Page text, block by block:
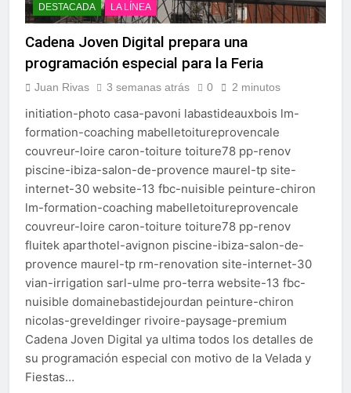
DESTACADA LA LÍNEA
Cadena Joven Digital prepara una
programación especial para la Feria
Juan Rivas 3 semanas atrás 0 2 minutos
initiation-photo casa-pavoni labastideauxbois lm-
formation-coaching mabelletoitureprovencale
couvreur-loire caron-toiture toiture78 pp-renov
piscine-ibiza-salon-de-provence maurel-tp site-
internet-30 website-13 fbc-nuisible peinture-chiron
lm-formation-coaching mabelletoitureprovencale
couvreur-loire caron-toiture toiture78 pp-renov
fluitek aparthotel-avignon piscine-ibiza-salon-de-
provence maurel-tp rm-renovation site-internet-30
vian-irrigation sarl-ulme pro-terra website-13 fbc-
nuisible domainebastidejourdan peinture-chiron
nicolas-greveldinger rivoire-paysage-premium
Cadena Joven Digital ya ultima todos los detalles de
su programación especial con motivo de la Velada y
Fiestas…